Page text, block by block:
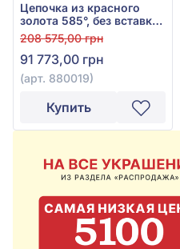
Цепочка из красного
золота 585°, без вставки,
арт. 880019
208 575,00 грн
91 773,00 грн
(арт. 880019)
Купить